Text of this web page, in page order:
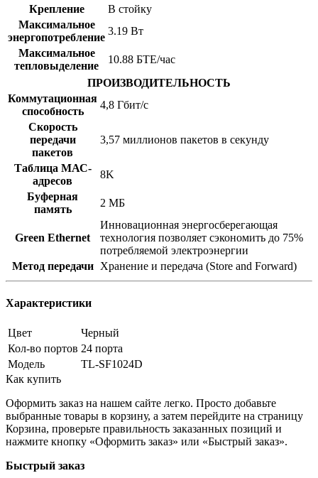
Крепление
В стойку
Максимальное
энергопотребление
3.19 Вт
Максимальное
тепловыделение
10.88 БТЕ/час
ПРОИЗВОДИТЕЛЬНОСТЬ
Коммутационная
способность
4,8 Гбит/с
Скорость
передачи
пакетов
3,57 миллионов пакетов в секунду
Таблица МАС-
адресов
8K
Буферная
память
2 МБ
Green Ethernet
Инновационная энергосберегающая
технология позволяет сэкономить до 75%
потребляемой электроэнергии
Метод передачи
Хранение и передача (Store and Forward)
Характеристики
Цвет
Черный
Кол-во портов 24 порта
Модель
TL-SF1024D
Как купить
Оформить заказ на нашем сайте легко. Просто добавьте
выбранные товары в корзину, а затем перейдите на страницу
Корзина, проверьте правильность заказанных позиций и
нажмите кнопку «Оформить заказ» или «Быстрый заказ».
Быстрый заказ